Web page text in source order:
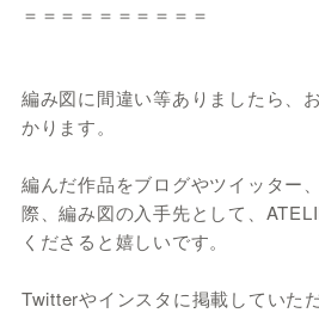
＝＝＝＝＝＝＝＝＝＝
編み図に間違い等ありましたら、
かります。
編んだ作品をブログやツイッター
際、編み図の入手先として、
くださると嬉しいです。
Twitterやインスタに掲載していた